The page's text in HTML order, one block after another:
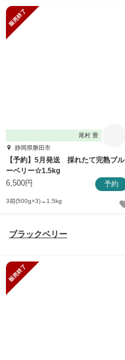
尾村 豊
静岡県磐田市
【予約】5月発送 採れたて完熟ブル
ーベリー☆1.5kg
6,500円 予約
3箱(500g×3)→1.5kg
ブラックベリー